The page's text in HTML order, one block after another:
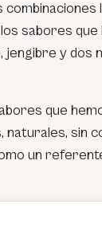
combinaciones
sabores que
y dos
que
naturales, sin
un